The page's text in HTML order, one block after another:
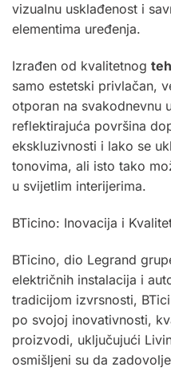
vizualnu usklađenost i
elementima uređenja.
Izrađen od kvalitetnog
samo estetski privlačan,
otporan na svakodnevnu
reflektirajuća površina
ekskluzivnosti i lako se
tonovima, ali isto tako
u svijetlim interijerima.
BTicino: Inovacija i
BTicino, dio Legrand
električnih instalacija i
tradicijom izvrsnosti,
po svojoj inovativnosti,
proizvodi, uključujući
osmišljeni su da